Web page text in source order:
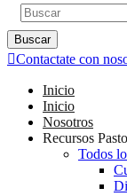
Buscar
Contactate con
Inicio
Inicio
Nosotros
Recursos
Todos